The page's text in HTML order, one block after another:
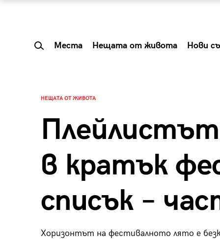
Места Нещата от живота Нови
НЕЩАТА ОТ ЖИВОТА
в кратък
списък –
Хоризонтът на фестивалното лято е
Summer Prelude: как